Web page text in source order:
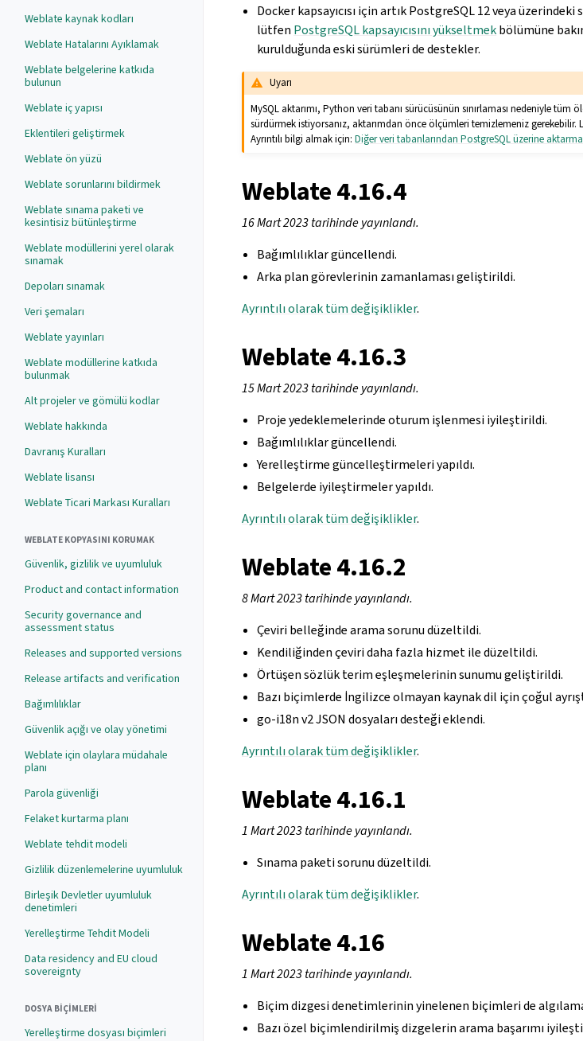
Weblate kaynak kodları
Weblate Hatalarını Ayıklamak
Weblate belgelerine katkıda
bulunun
Weblate iç yapısı
Eklentileri geliştirmek
Weblate ön yüzü
Weblate sorunlarını bildirmek
Weblate sınama paketi ve
kesintisiz bütünleştirme
Weblate modüllerini yerel olarak
sınamak
Depoları sınamak
Veri şemaları
Weblate yayınları
Weblate modüllerine katkıda
bulunmak
Alt projeler ve gömülü kodlar
Weblate hakkında
Davranış Kuralları
Weblate lisansı
Weblate Ticari Markası Kuralları
WEBLATE KOPYASINI KORUMAK
Güvenlik, gizlilik ve uyumluluk
Product and contact information
Security governance and
assessment status
Releases and supported versions
Release artifacts and verification
Bağımlılıklar
Güvenlik açığı ve olay yönetimi
Weblate için olaylara müdahale
planı
Parola güvenliği
Felaket kurtarma planı
Weblate tehdit modeli
Gizlilik düzenlemelerine uyumluluk
Birleşik Devletler uyumluluk
denetimleri
Yerelleştirme Tehdit Modeli
Data residency and EU cloud
sovereignty
DOSYA BIÇIMLERI
Yerelleştirme dosyası biçimleri
Docker kapsayıcısı için artık PostgreSQL 12 veya
lütfen PostgreSQL kapsayıcısını yükseltmekbölümüne
kurulduğunda eski sürümleri de destekler.
Uyarı
MySQL aktarımı, Python veri tabanı sürücüsünün sınırlaması nedeniyle tüm
sürdürmek istiyorsanız, aktarımdan önce ölçümleri temizlemeniz
Ayrıntılı bilgi almak için:Diğer veri tabanlarından PostgreSQL üzerine
Weblate 4.16.4
16 Mart 2023 tarihinde yayınlandı.
Bağımlılıklar güncellendi.
Arka plan görevlerinin zamanlaması geliştirildi.
Ayrıntılı olarak tüm değişiklikler.
Weblate 4.16.3
15 Mart 2023 tarihinde yayınlandı.
Proje yedeklemelerinde oturum işlenmesi iyileştirildi.
Bağımlılıklar güncellendi.
Yerelleştirme güncelleştirmeleri yapıldı.
Belgelerde iyileştirmeler yapıldı.
Ayrıntılı olarak tüm değişiklikler.
Weblate 4.16.2
8 Mart 2023 tarihinde yayınlandı.
Çeviri belleğinde arama sorunu düzeltildi.
Kendiliğinden çeviri daha fazla hizmet ile düzeltildi.
Örtüşen sözlük terim eşleşmelerinin sunumu geliştirildi.
Bazı biçimlerde İngilizce olmayan kaynak dil için çoğul
go-i18n v2 JSON dosyaları desteği eklendi.
Ayrıntılı olarak tüm değişiklikler.
Weblate 4.16.1
1 Mart 2023 tarihinde yayınlandı.
Sınama paketi sorunu düzeltildi.
Ayrıntılı olarak tüm değişiklikler.
Weblate 4.16
1 Mart 2023 tarihinde yayınlandı.
Biçim dizgesi denetimlerinin yinelenen biçimleri de
Bazı özel biçimlendirilmiş dizgelerin arama başarımı